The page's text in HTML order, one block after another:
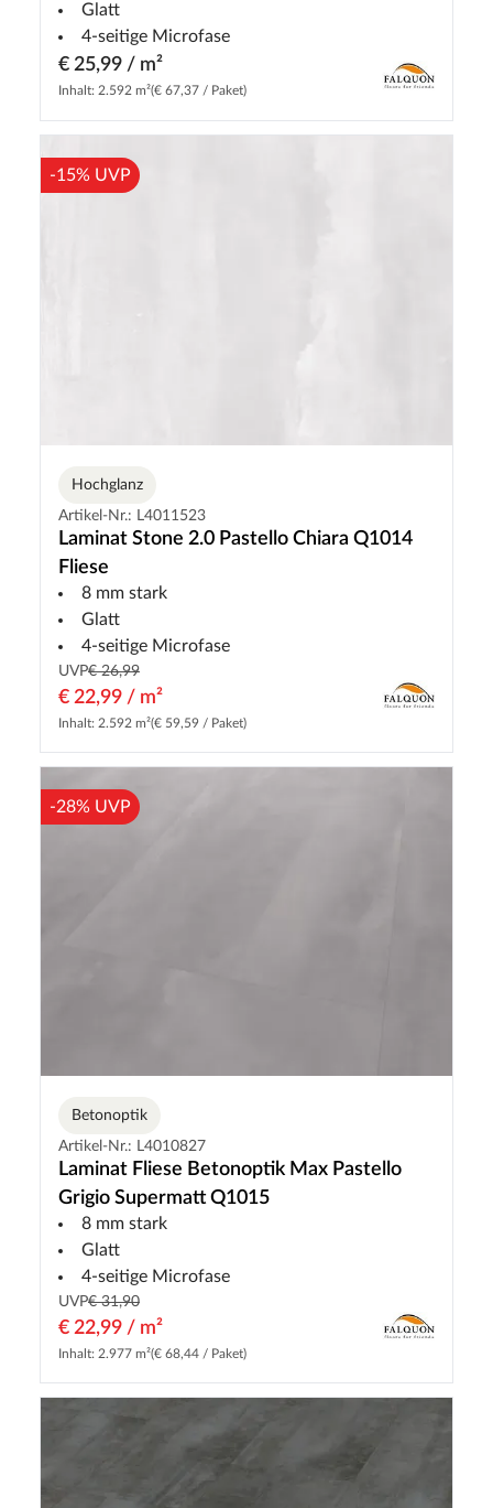
Glatt
4-seitige Microfase
€ 25,99 / m²
Inhalt: 2.592 m²(€ 67,37 / Paket)
-15% UVP
Hochglanz
Artikel-Nr.: L4011523
Laminat Stone 2.0 Pastello Chiara Q1014
Fliese
8 mm stark
Glatt
4-seitige Microfase
UVP€ 26,99
€ 22,99 / m²
Inhalt: 2.592 m²(€ 59,59 / Paket)
-28% UVP
Betonoptik
Artikel-Nr.: L4010827
Laminat Fliese Betonoptik Max Pastello
Grigio Supermatt Q1015
8 mm stark
Glatt
4-seitige Microfase
UVP€ 31,90
€ 22,99 / m²
Inhalt: 2.977 m²(€ 68,44 / Paket)